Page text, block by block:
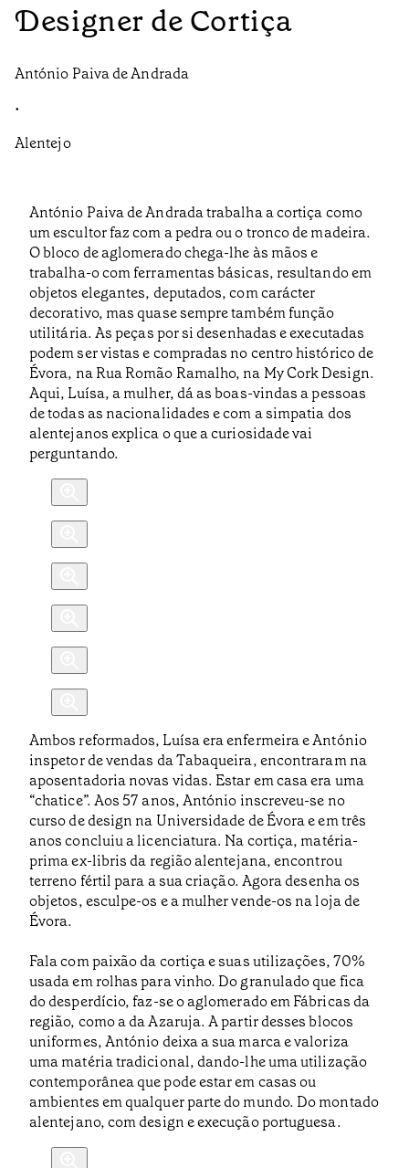
Designer de Cortiça
António Paiva de Andrada
•
Alentejo
António Paiva de Andrada trabalha a cortiça como
um escultor faz com a pedra ou o tronco de madeira.
O bloco de aglomerado chega-lhe às mãos e
trabalha-o com ferramentas básicas, resultando em
objetos elegantes, deputados, com carácter
decorativo, mas quase sempre também função
utilitária. As peças por si desenhadas e executadas
podem ser vistas e compradas no centro histórico de
Évora, na Rua Romão Ramalho, na My Cork Design.
Aqui, Luísa, a mulher, dá as boas-vindas a pessoas
de todas as nacionalidades e com a simpatia dos
alentejanos explica o que a curiosidade vai
perguntando.
Ambos reformados, Luísa era enfermeira e António
inspetor de vendas da Tabaqueira, encontraram na
aposentadoria novas vidas. Estar em casa era uma
“chatice”. Aos 57 anos, António inscreveu-se no
curso de design na Universidade de Évora e em três
anos concluiu a licenciatura. Na cortiça, matéria-
prima ex-libris da região alentejana, encontrou
terreno fértil para a sua criação. Agora desenha os
objetos, esculpe-os e a mulher vende-os na loja de
Évora.
Fala com paixão da cortiça e suas utilizações, 70%
usada em rolhas para vinho. Do granulado que fica
do desperdício, faz-se o aglomerado em Fábricas da
região, como a da Azaruja. A partir desses blocos
uniformes, António deixa a sua marca e valoriza
uma matéria tradicional, dando-lhe uma utilização
contemporânea que pode estar em casas ou
ambientes em qualquer parte do mundo. Do montado
alentejano, com design e execução portuguesa.